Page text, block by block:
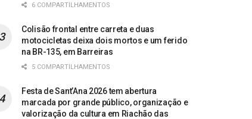
6 COMPARTILHAMENTOS
Colisão frontal entre carreta e duas
motocicletas deixa dois mortos e um ferido
na BR-135, em Barreiras
5 COMPARTILHAMENTOS
Festa de Sant’Ana 2026 tem abertura
marcada por grande público, organização e
valorização da cultura em Riachão das